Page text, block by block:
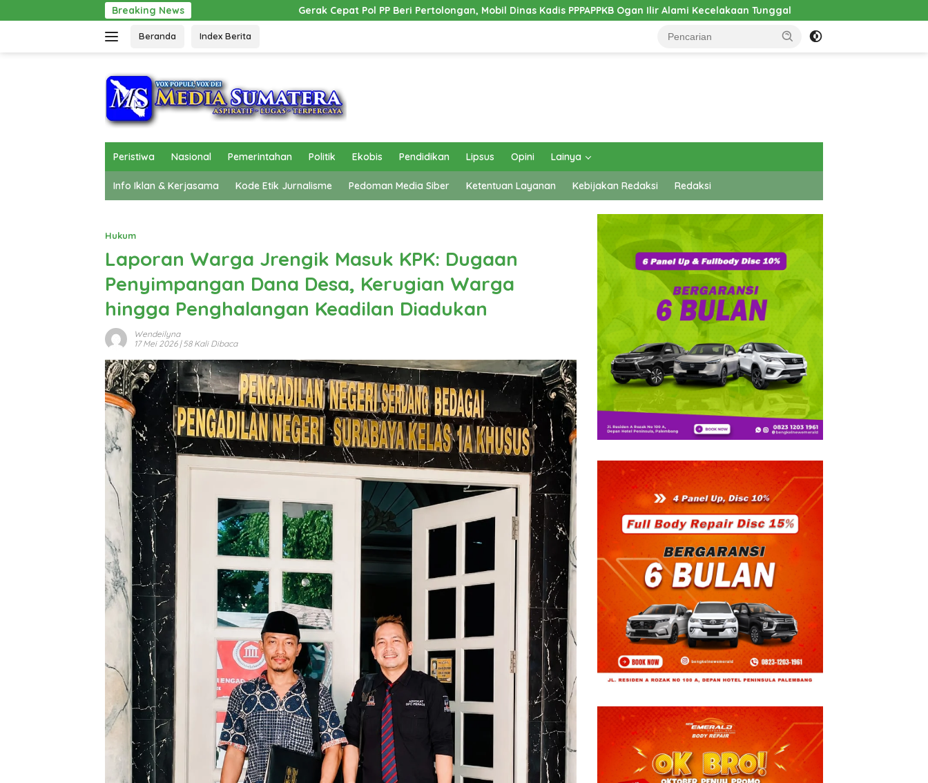
ke
Breaking NewsGerak Cepat Pol PP Beri Pertolongan, Mobil Dinas Kadis PPPAPPKB Ogan Ilir Alami Kecelakaan Tunggal Pembangunan Cathlab RSUD Hadrianus
Beranda Index Berita
Peristiwa Nasional Pemerintahan Politik Ekobis Pendidikan Lipsus Opini Lainya
Info Iklan & Kerjasama Kode Etik Jurnalisme Pedoman Media Siber Ketentuan Layanan Kebijakan Redaksi Redaksi
Hukum
Laporan Warga Jrengik Masuk KPK: Dugaan
Penyimpangan Dana Desa, Kerugian Warga
hingga Penghalangan Keadilan Diadukan
Wendeilyna
17 Mei 2026| 58 Kali Dibaca